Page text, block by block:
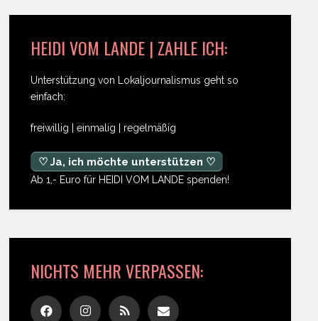
HEIDI VOM LANDE | ZAHLE ICH:
Unterstützung von Lokaljournalismus geht so
einfach:
freiwillig | einmalig | regelmäßig
♡ Ja, ich möchte unterstützen ♡
Ab 1,- Euro für HEIDI VOM LANDE spenden!
NICHTS MEHR VERPASSEN: